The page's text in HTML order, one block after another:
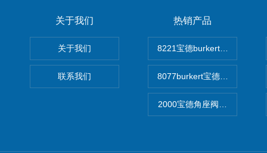
关于我们
关于我们
联系我们
热销产品
8221宝德burkert电导率探头
8077burkert宝德椭圆齿轮脉
2000宝德角座阀德国宝帝